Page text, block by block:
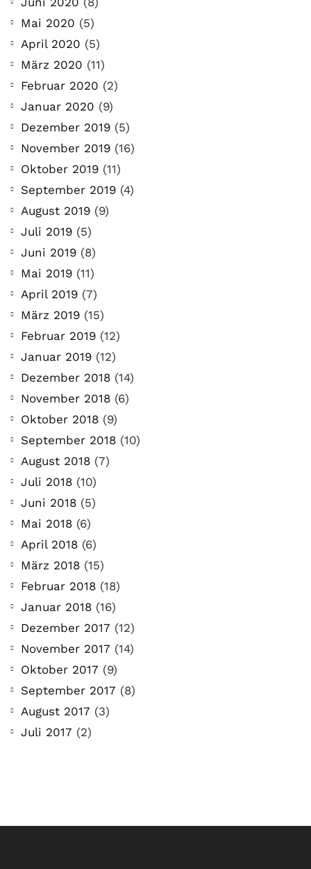
Mai 2020 (5)
April 2020 (5)
März 2020 (11)
Februar 2020 (2)
Januar 2020 (9)
Dezember 2019 (5)
November 2019 (16)
Oktober 2019 (11)
September 2019 (4)
August 2019 (9)
Juli 2019 (5)
Juni 2019 (8)
Mai 2019 (11)
April 2019 (7)
März 2019 (15)
Februar 2019 (12)
Januar 2019 (12)
Dezember 2018 (14)
November 2018 (6)
Oktober 2018 (9)
September 2018 (10)
August 2018 (7)
Juli 2018 (10)
Juni 2018 (5)
Mai 2018 (6)
April 2018 (6)
März 2018 (15)
Februar 2018 (18)
Januar 2018 (16)
Dezember 2017 (12)
November 2017 (14)
Oktober 2017 (9)
September 2017 (8)
August 2017 (3)
Juli 2017 (2)